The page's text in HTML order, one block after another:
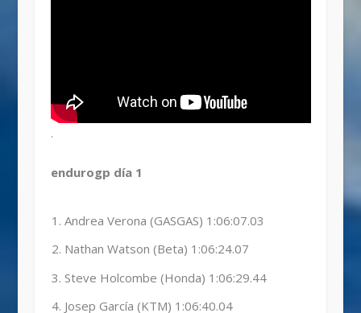
.
endurogp día 1
Andrea Verona (GASGAS) 1:06:07.03
Nathan Watson (Beta) 1:06:24.07
Steve Holcombe (Honda) 1:06:29.44
Josep García (KTM) 1:06:40.04